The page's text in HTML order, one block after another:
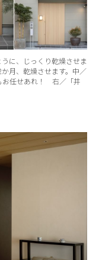
に、じっくり乾燥させま
月、乾燥させます。中／
お任せあれ！ 右／「井